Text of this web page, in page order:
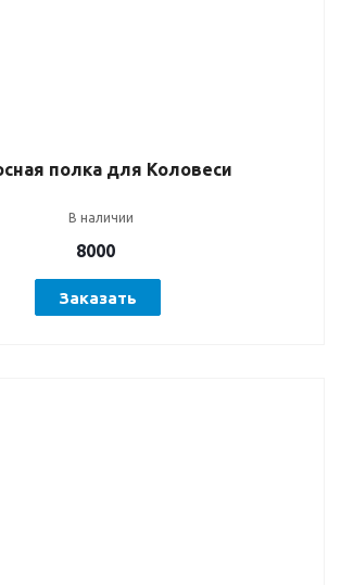
полка для Коловеси
В наличии
8000
Заказать